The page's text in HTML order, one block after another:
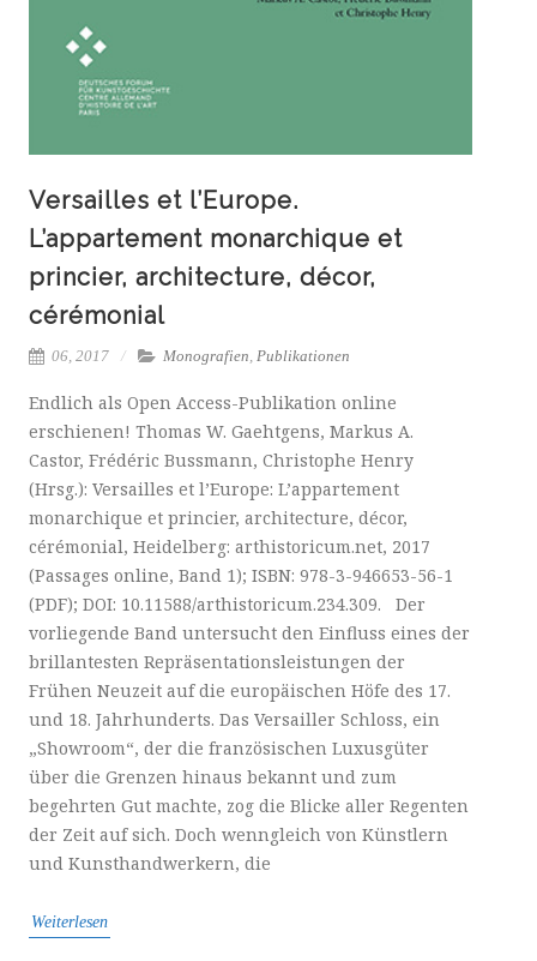
Versailles et l’Europe.
L’appartement monarchique et
princier, architecture, décor,
cérémonial
06, 2017 Monografien, Publikationen
Endlich als Open Access-Publikation online
erschienen! Thomas W. Gaehtgens, Markus A.
Castor, Frédéric Bussmann, Christophe Henry
(Hrsg.): Versailles et l’Europe: L’appartement
monarchique et princier, architecture, décor,
cérémonial, Heidelberg: arthistoricum.net, 2017
(Passages online, Band 1); ISBN: 978-3-946653-56-1
(PDF); DOI: 10.11588/arthistoricum.234.309. Der
vorliegende Band untersucht den Einfluss eines der
brillantesten Repräsentationsleistungen der
Frühen Neuzeit auf die europäischen Höfe des 17.
und 18. Jahrhunderts. Das Versailler Schloss, ein
„Showroom“, der die französischen Luxusgüter
über die Grenzen hinaus bekannt und zum
begehrten Gut machte, zog die Blicke aller Regenten
der Zeit auf sich. Doch wenngleich von Künstlern
und Kunsthandwerkern, die
Weiterlesen